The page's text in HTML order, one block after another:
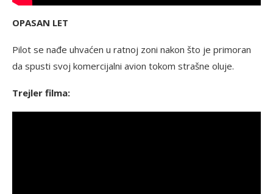
OPASAN LET
Pilot se nađe uhvaćen u ratnoj zoni nakon što je primoran
da spusti svoj komercijalni avion tokom strašne oluje.
Trejler filma: